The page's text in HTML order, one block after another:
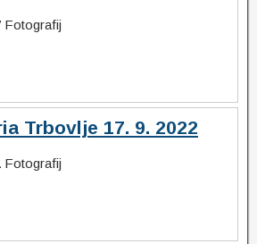
Fotografij
Trbovlje 17. 9. 2022
Fotografij